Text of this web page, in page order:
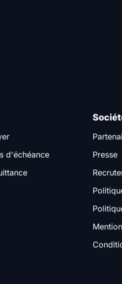
d'échéance
Presse